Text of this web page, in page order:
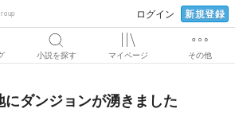
ログイン 新規登録
小説を探す マイページ その他
ダンジョンが湧きました